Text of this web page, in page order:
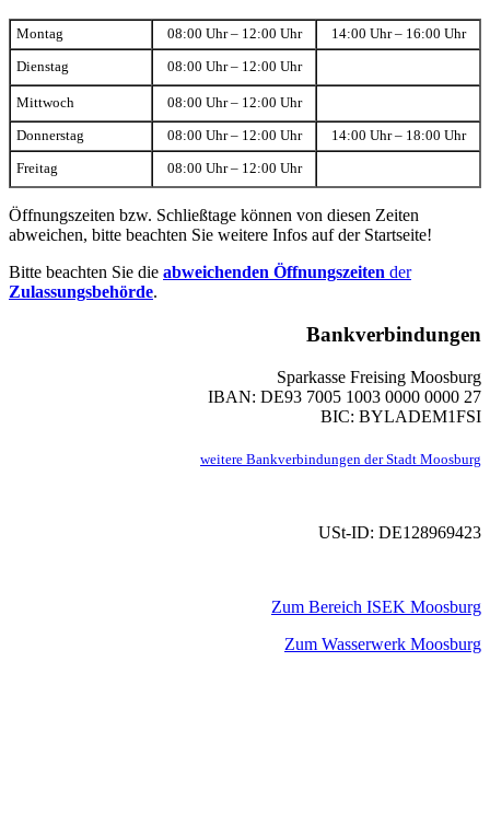
Montag 08:00 Uhr – 12:00 Uhr 14:00 Uhr – 16:00 Uhr
Dienstag 08:00 Uhr – 12:00 Uhr
Mittwoch 08:00 Uhr – 12:00 Uhr
Donnerstag 08:00 Uhr – 12:00 Uhr 14:00 Uhr – 18:00 Uhr
Freitag 08:00 Uhr – 12:00 Uhr
Öffnungszeiten bzw. Schließtage können von diesen Zeiten
abweichen, bitte beachten Sie weitere Infos auf der Startseite!
Bitte beachten Sie die abweichenden Öffnungszeiten der
Zulassungsbehörde.
Bankverbindungen
Sparkasse Freising Moosburg
IBAN: DE93 7005 1003 0000 0000 27
BIC: BYLADEM1FSI
weitere Bankverbindungen der Stadt Moosburg
USt-ID: DE128969423
Zum Bereich ISEK Moosburg
Zum Wasserwerk Moosburg